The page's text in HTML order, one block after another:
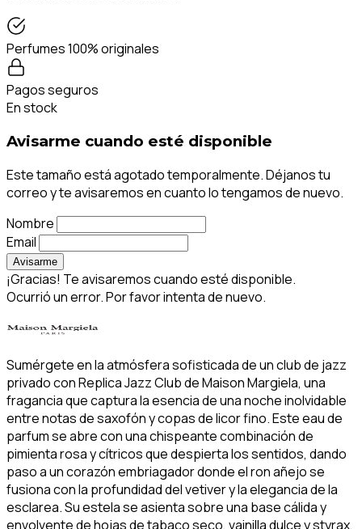
Perfumes 100% originales
Pagos seguros
En stock
Avisarme cuando esté disponible
Este tamaño está agotado temporalmente. Déjanos tu
correo y te avisaremos en cuanto lo tengamos de nuevo.
Nombre
Email
Avisarme
¡Gracias! Te avisaremos cuando esté disponible.
Ocurrió un error. Por favor intenta de nuevo.
Sumérgete en la atmósfera sofisticada de un club de jazz
privado con Replica Jazz Club de Maison Margiela, una
fragancia que captura la esencia de una noche inolvidable
entre notas de saxofón y copas de licor fino. Este eau de
parfum se abre con una chispeante combinación de
pimienta rosa y cítricos que despierta los sentidos, dando
paso a un corazón embriagador donde el ron añejo se
fusiona con la profundidad del vetiver y la elegancia de la
esclarea. Su estela se asienta sobre una base cálida y
envolvente de hojas de tabaco seco, vainilla dulce y styrax,